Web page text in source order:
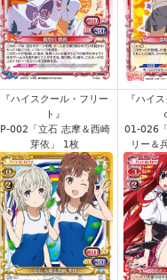
『ハイスクール・フリー
ト』
P-002「立石 志摩＆西崎
芽依」 1枚
『ハイ
01-026
リー＆